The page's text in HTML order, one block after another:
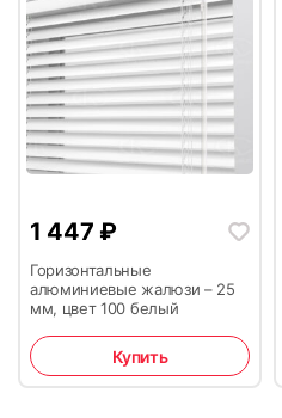
31
1 447 ₽
Горизонтальные
алюминиевые жалюзи – 25
мм, цвет 100 белый
Купить